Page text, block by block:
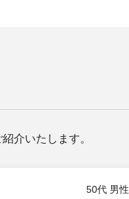
介いたします。
50代 男性